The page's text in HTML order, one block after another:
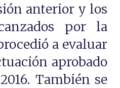
anterior y los
por la
a evaluar
aprobado
También se